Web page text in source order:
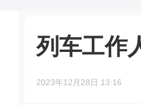
列车工作
2023年12月28日 13:16